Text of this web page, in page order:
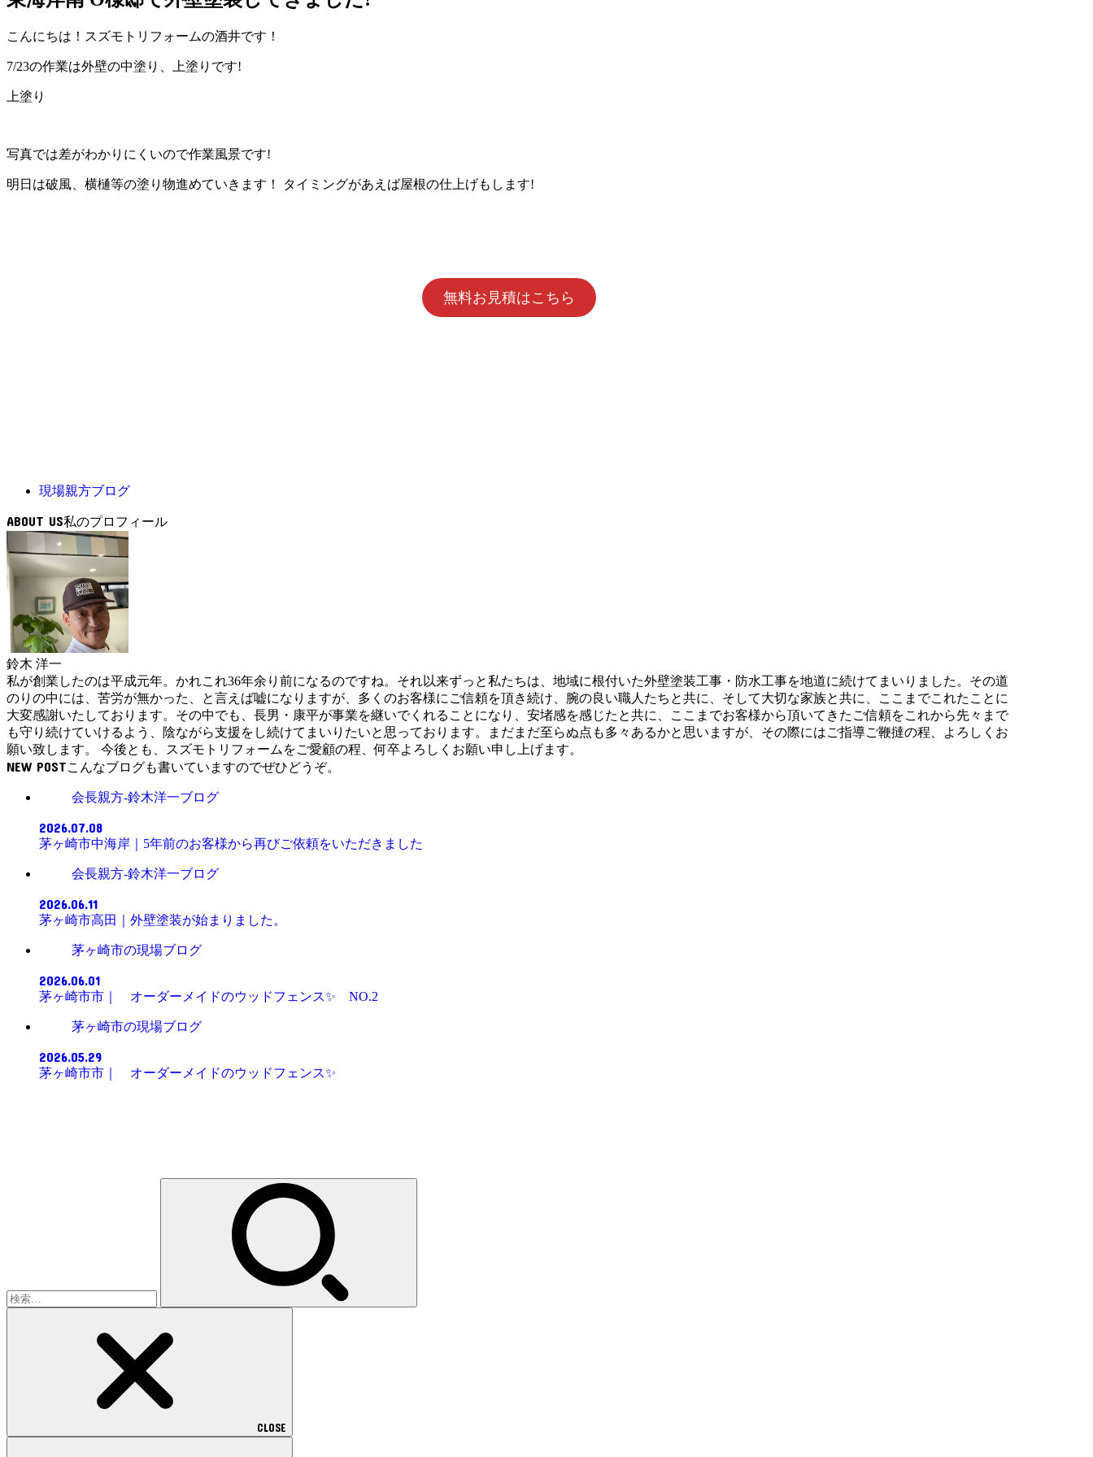
こんにちは！スズモトリフォームの酒井です！
7/23の作業は外壁の中塗り、上塗りです!
上塗り
写真では差がわかりにくいので作業風景です!
明日は破風、横樋等の塗り物進めていきます！ タイミングがあえば屋根の仕上げもします!
無料お見積はこちら
現場親方ブログ
ABOUT US
鈴木 洋一
私が創業したのは平成元年。かれこれ36年余り前になるのですね。それ以来ずっと私たちは、地域に根付いた外壁塗装工事・防水工事を地道に続けてまいりました。その道
のりの中には、苦労が無かった、と言えば嘘になりますが、多くのお客様にご信頼を頂き続け、腕の良い職人たちと共に、そして大切な家族と共に、ここまでこれたことに
大変感謝いたしております。その中でも、長男・康平が事業を継いでくれることになり、安堵感を感じたと共に、ここまでお客様から頂いてきたご信頼をこれから先々まで
も守り続けていけるよう、陰ながら支援をし続けてまいりたいと思っております。まだまだ至らぬ点も多々あるかと思いますが、その際にはご指導ご鞭撻の程、よろしくお
願い致します。 今後とも、スズモトリフォームをご愛顧の程、何卒よろしくお願い申し上げます。
NEW POST
会長親方-鈴木洋一ブログ
2026.07.08
茅ヶ崎市中海岸｜5年前のお客様から再びご依頼をいただきました
会長親方-鈴木洋一ブログ
2026.06.11
茅ヶ崎市高田｜外壁塗装が始まりました。
茅ヶ崎市の現場ブログ
2026.06.01
茅ヶ崎市市｜ オーダーメイドのウッドフェンス✨ NO.2
茅ヶ崎市の現場ブログ
2026.05.29
茅ヶ崎市市｜ オーダーメイドのウッドフェンス✨
CLOSE